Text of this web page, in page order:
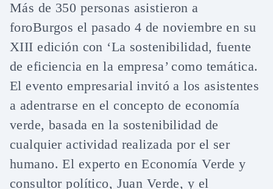
Más de 350 personas asistieron a
foroBurgos el pasado 4 de noviembre en su
XIII edición con ‘La sostenibilidad, fuente
de eficiencia en la empresa’ como temática.
El evento empresarial invitó a los asistentes
a adentrarse en el concepto de economía
verde, basada en la sostenibilidad de
cualquier actividad realizada por el ser
humano. El experto en Economía Verde y
consultor político, Juan Verde, y el